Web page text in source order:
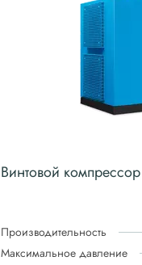
Винтовой
Производительность
Максимальное давление